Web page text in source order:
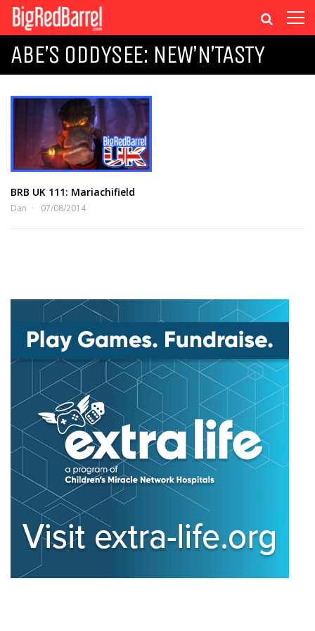
ABE’S ODDYSEE: NEW’N’TASTY
BRB UK 111: Mariachifield
Dan 07/08/2014